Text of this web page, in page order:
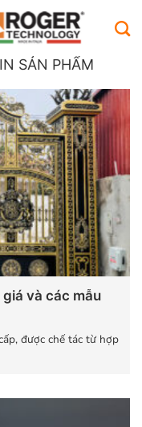
SẢN PHẨM
và các mẫu
được chế tác từ hợp